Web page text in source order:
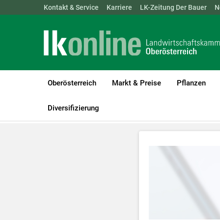
Landwirtschaftskammern: ÖSTERREICH BGLD KTN
Kontakt & Service Karriere LK-Zeitung Der Bauer
Oberösterreich Markt & Preise Pflanzen
Diversifizierung
LK Oberösterreich Tiere
Zum
Für weitere